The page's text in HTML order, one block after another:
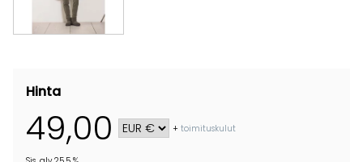
Hinta
49,00 +toimituskulut